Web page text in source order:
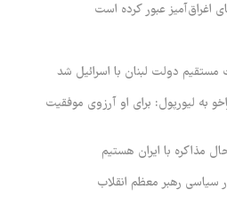
اغراق‌آمیز عبور کرده است
مستقیم دولت لبنان با اسرائیل شد
به لیورپول: برای او آرزوی موفقیت
مذاکره با ایران هستیم
سیاسی رهبر معظم انقلاب